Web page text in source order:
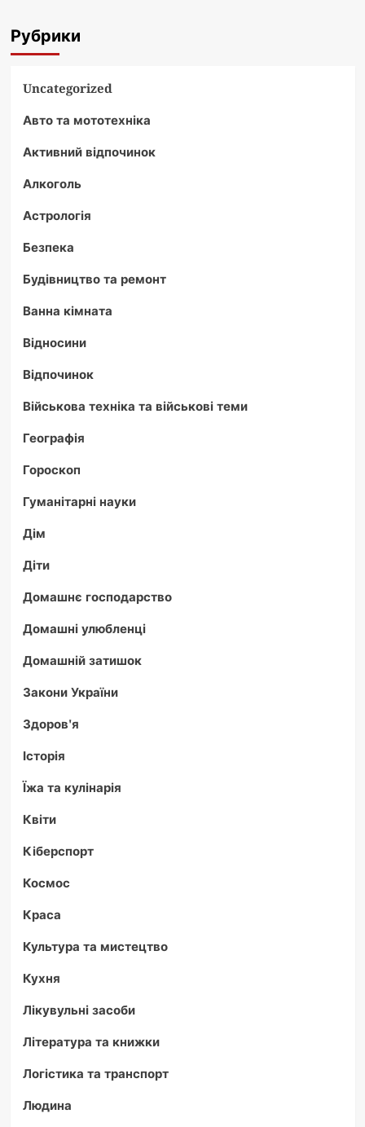
Рубрики
Uncategorized
Авто та мототехніка
Активний відпочинок
Алкоголь
Астрологія
Безпека
Будівництво та ремонт
Ванна кімната
Відносини
Відпочинок
Військова техніка та військові теми
Географія
Гороскоп
Гуманітарні науки
Дім
Діти
Домашнє господарство
Домашні улюбленці
Домашній затишок
Закони України
Здоров'я
Історія
Їжа та кулінарія
Квіти
Кіберспорт
Космос
Краса
Культура та мистецтво
Кухня
Лікувульні засоби
Література та книжки
Логістика та транспорт
Людина